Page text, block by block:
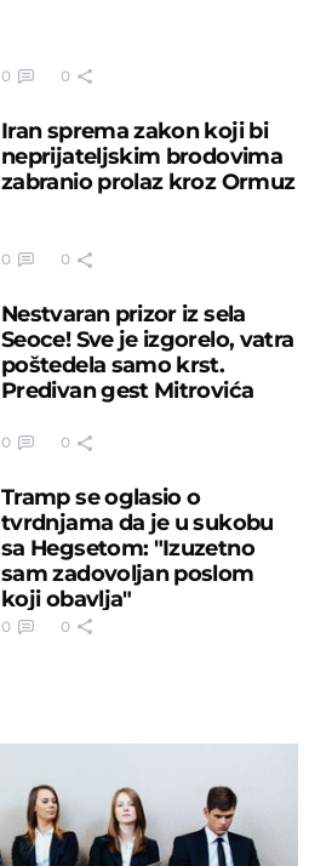
0 0
Iran sprema zakon koji bi
neprijateljskim brodovima
zabranio prolaz kroz Ormuz
0 0
Nestvaran prizor iz sela
Seoce! Sve je izgorelo, vatra
poštedela samo krst.
Predivan gest Mitrovića
0 0
Tramp se oglasio o
tvrdnjama da je u sukobu
sa Hegsetom: "Izuzetno
sam zadovoljan poslom
koji obavlja"
0 0